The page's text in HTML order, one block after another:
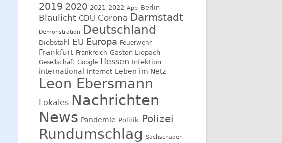
2019 2020 2021 2022 App Berlin
Blaulicht CDU Corona Darmstadt
Demonstration Deutschland
Diebstahl EU Europa Feuerwehr
Frankfurt Frankreich Gaston Liepach
Gesellschaft Google Hessen Infektion
international Internet Leben im Netz
Leon Ebersmann
Lokales Nachrichten
News Pandemie Politik Polizei
Rundumschlag Sachschaden